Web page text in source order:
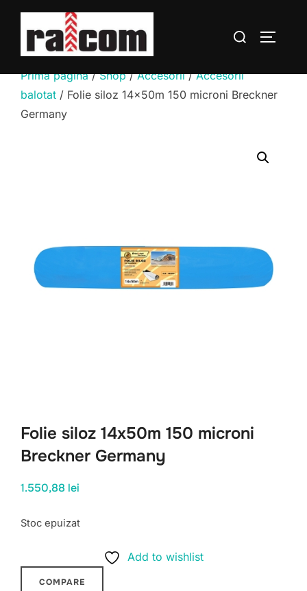
conținut
Caută
Prima pagină/Shop/Accesorii/Accesorii
balotat / Folie siloz 14x50m 150 microni Breckner
Germany
Folie siloz 14x50m 150 microni
Breckner Germany
1.550,88 lei
Stoc epuizat
Add to wishlist
COMPARE